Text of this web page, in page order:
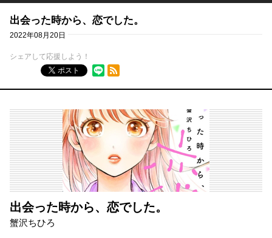
出会った時から、恋でした。
2022年08月20日
シェアして応援しよう！
ポスト
RSSフィード
出会った時から、恋でした。
蟹沢ちひろ